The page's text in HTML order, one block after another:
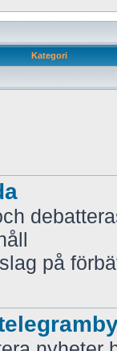
Kategori
på